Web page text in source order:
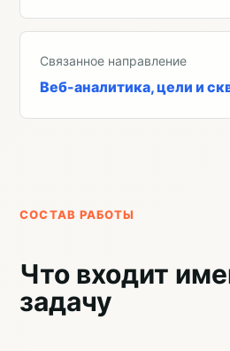
Связанное направление
Веб-аналитика, цели и
СОСТАВ РАБОТЫ
Что входит
задачу